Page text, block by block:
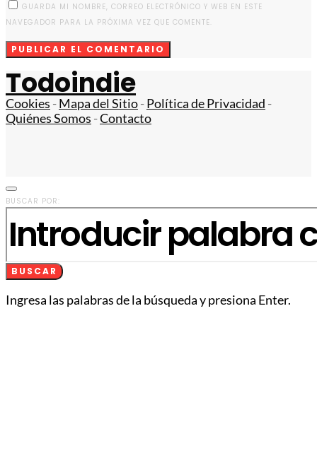
GUARDA MI NOMBRE, CORREO ELECTRÓNICO Y WEB EN ESTE
NAVEGADOR PARA LA PRÓXIMA VEZ QUE COMENTE.
Todoindie
Cookies -Mapa del Sitio-Política de Privacidad -
Quiénes Somos -Contacto
BUSCAR POR:
BUSCAR
Ingresa las palabras de la búsqueda y presiona Enter.